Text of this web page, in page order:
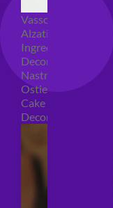
Vassoi e sottotorta
Alzatine per dolci
Ingredienti torte
Decorazioni torte
Nastri e girotorte
Ostie per torte
Cake Topper
Decori per torte